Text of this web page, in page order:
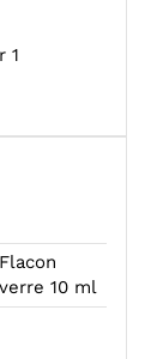
1
10 ml